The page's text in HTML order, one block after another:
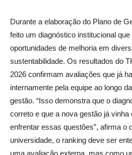
Durante a elaboração do Plano de
feito um diagnóstico institucional
oportunidades de melhoria em
sustentabilidade. Os resultados do
2026 confirmam avaliações que já
internamente pela equipe ao longo
gestão. “Isso demonstra que o
correto e que a nova gestão já
enfrentar essas questões”, afirma o
universidade, o ranking deve ser
uma avaliação externa, mas como